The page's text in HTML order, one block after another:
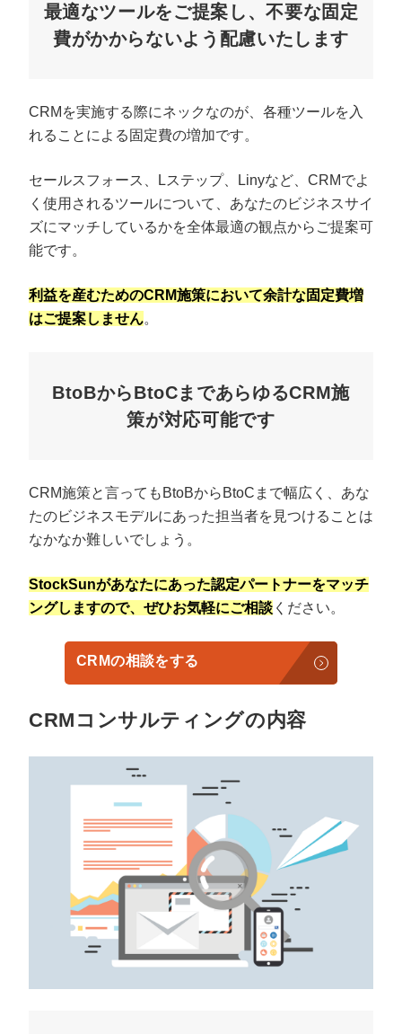
最適なツールをご提案し、不要な固定
費がかからないよう配慮いたします
CRMを実施する際にネックなのが、各種ツールを入
れることによる固定費の増加です。
セールスフォース、Lステップ、Linyなど、CRMでよ
く使用されるツールについて、あなたのビジネスサイ
ズにマッチしているかを全体最適の観点からご提案可
能です。
利益を産むためのCRM施策において余計な固定費増
はご提案しません。
BtoBからBtoCまであらゆるCRM施
策が対応可能です
CRM施策と言ってもBtoBからBtoCまで幅広く、あな
たのビジネスモデルにあった担当者を見つけることは
なかなか難しいでしょう。
StockSunがあなたにあった認定パートナーをマッチ
ングしますので、ぜひお気軽にご相談 ください。
CRMの相談をする
CRMコンサルティングの内容